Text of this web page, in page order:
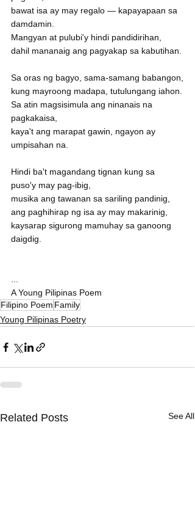
bawat isa ay may regalo — kapayapaan sa
damdamin.
Mangyan at pulubi'y hindi pandidirihan,
dahil mananaig ang pagyakap sa kabutihan.
Sa oras ng bagyo, sama-samang babangon,
kung mayroong madapa, tutulungang iahon.
Sa atin magsisimula ang ninanais na
pagkakaisa,
kaya't ang marapat gawin, ngayon ay
umpisahan na.
Hindi ba't magandang tignan kung sa
puso'y may pag-ibig,
musika ang tawanan sa sariling pandinig,
ang paghihirap ng isa ay may makarinig,
kaysarap sigurong mamuhay sa ganoong
daigdig.
A Young Pilipinas Poem
Filipino Poem Family
Young Pilipinas Poetry
Related Posts See All